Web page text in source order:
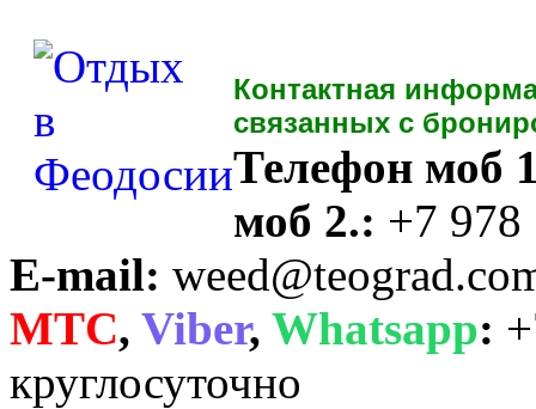
Контактная
связанных с
Телефон моб
моб 2.: +7 978
E-mail:
MTC, Viber, Whatsapp:
круглосуточно